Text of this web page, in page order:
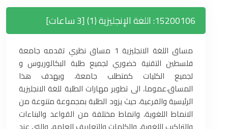
15200106: اللغة الإنجليزية (1) [3 ساعات]
مساق اللغة الانجليزية 1 مساق نظري تقدمه جامعة
فلسطين التقنية خضوري لجميع طلبة البكالوريوس و
لجميع الكليات كمتطلب جامعة، ويهدف هذا
المساق،عموما، الى تطوير مهارات الطلبة للغة الانجليزية
الرئيسية والفرعية، حيث يزود الطلبة بمجموعة متنوعة من
الانماط اللغوية، وانماط مختلفة من القواعد والبناءات